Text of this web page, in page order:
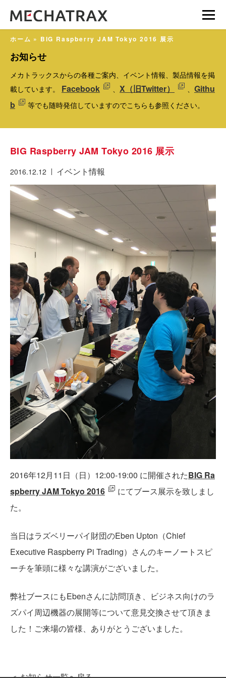
ホーム » BIG Raspberry JAM Tokyo 2016 展示
お知らせ
メカトラックスからの各種ご案内、イベント情報、製品情報を掲
載しています。
Facebook 、 X（旧Twitter） 、 Githu
b
等でも随時発信していますのでこちらも参照ください。
BIG Raspberry JAM Tokyo 2016 展示
2016.12.12 イベント情報
2016年12月11日（日）12:00-19:00 に開催されたBIG Ra
spberry JAM Tokyo 2016
にてブース展示を致しまし
た。
当日はラズベリーパイ財団のEben Upton（Chief
Executive Raspberry Pi Trading）さんのキーノートスピ
ーチを筆頭に様々な講演がございました。
弊社ブースにもEbenさんに訪問頂き、ビジネス向けのラ
ズパイ周辺機器の展開等について意見交換させて頂きま
した！ご来場の皆様、ありがとうございました。